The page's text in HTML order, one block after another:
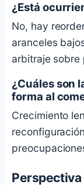
¿Está
No, hay
aranceles
arbitraje
¿Cuáles son
forma al
Crecimiento
Perspectiva